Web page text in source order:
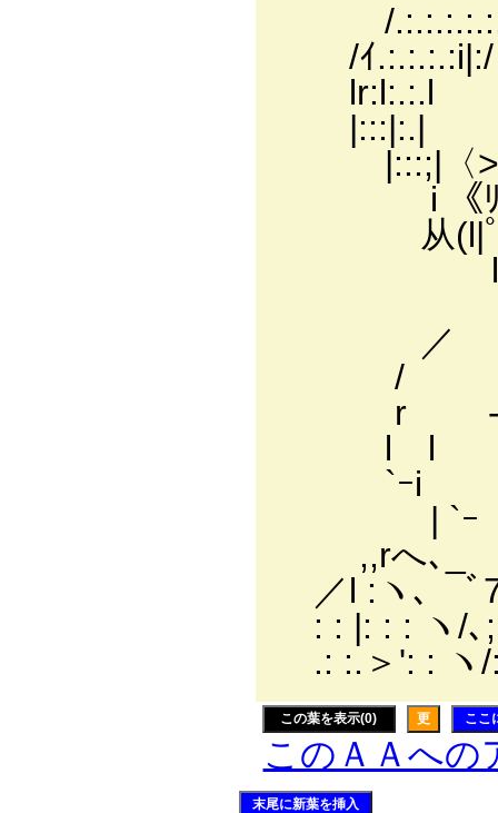
/
/ｲ.:.:.:.:i|:/
|:::;|〈
i 《ﾘﾉﾊ
从(l|ﾟ
l、
／
/
r -ｰ
l l
`ｰi
| `ｰ
,,rへ､_
／l :ヽ､ ﾞ
: : |: : : ヽ/､
.: :.＞': : ヽ/
この葉を表示(0) 更 ここ
このＡＡへの
末尾に新葉を挿入